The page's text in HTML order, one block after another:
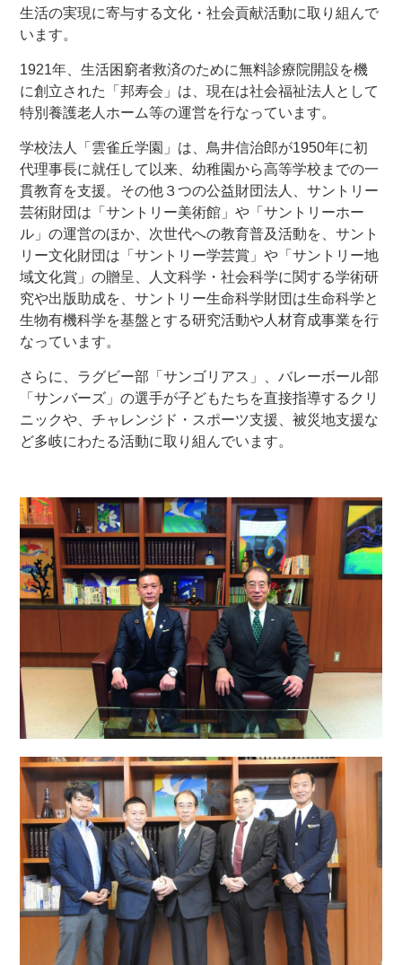
生活の実現に寄与する文化・社会貢献活動に取り組んで
います。
1921年、生活困窮者救済のために無料診療院開設を機
に創立された「邦寿会」は、現在は社会福祉法人として
特別養護老人ホーム等の運営を行なっています。
学校法人「雲雀丘学園」は、鳥井信治郎が1950年に初
代理事長に就任して以来、幼稚園から高等学校までの一
貫教育を支援。その他３つの公益財団法人、サントリー
芸術財団は「サントリー美術館」や「サントリーホー
ル」の運営のほか、次世代への教育普及活動を、サント
リー文化財団は「サントリー学芸賞」や「サントリー地
域文化賞」の贈呈、人文科学・社会科学に関する学術研
究や出版助成を、サントリー生命科学財団は生命科学と
生物有機科学を基盤とする研究活動や人材育成事業を行
なっています。
さらに、ラグビー部「サンゴリアス」、バレーボール部
「サンバーズ」の選手が子どもたちを直接指導するクリ
ニックや、チャレンジド・スポーツ支援、被災地支援な
ど多岐にわたる活動に取り組んでいます。